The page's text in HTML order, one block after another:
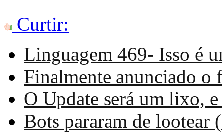
Curtir:
Linguagem 469- Isso é
Finalmente anunciado
O Update será um lixo,
Bots pararam de lootear (